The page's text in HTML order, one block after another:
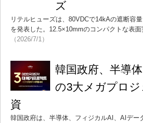
ズ
リテルヒューズは、80VDCで14kAの遮断容
を発表した。12.5×10mmのコンパクトな表
（2026/7/1）
韓国政府、半導
の3大メガプロ
資
韓国政府は、半導体、フィジカルAI、AIデ